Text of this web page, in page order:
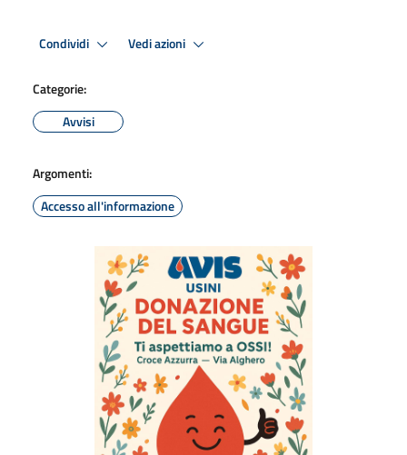
Condividi Vedi azioni
Categorie:
Avvisi
Argomenti:
Accesso all'informazione